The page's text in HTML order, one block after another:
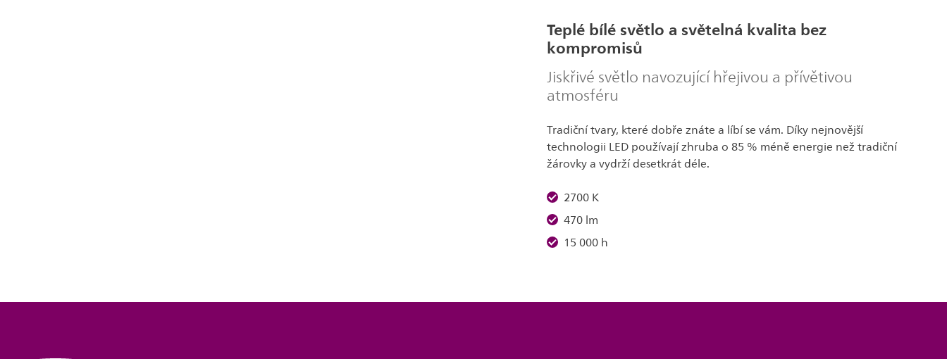
Teplé bílé světlo a světelná kvalita bez
kompromisů
Jiskřivé světlo navozující hřejivou a přívětivou
atmosféru
Tradiční tvary, které dobře znáte a líbí se vám. Díky nejnovější
technologii LED používají zhruba o 85 % méně energie než tradiční
žárovky a vydrží desetkrát déle.
2700 K
470 lm
15 000 h